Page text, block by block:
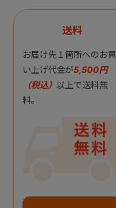
送料
お届け先１箇所へのお買
い上げ代金が5,500円
（税込） 以上で送料無
料。